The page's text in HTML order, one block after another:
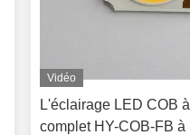
Vidéo
L'éclairage LED COB
complet HY-COB-FB à